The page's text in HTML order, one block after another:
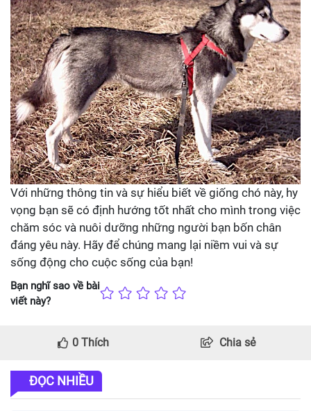
Với những thông tin và sự hiểu biết về giống chó này, hy
vọng bạn sẽ có định hướng tốt nhất cho mình trong việc
chăm sóc và nuôi dưỡng những người bạn bốn chân
đáng yêu này. Hãy để chúng mang lại niềm vui và sự
sống động cho cuộc sống của bạn!
Bạn nghĩ sao về bài
viết này?
0 Thích Chia sẻ
ĐỌC NHIỀU